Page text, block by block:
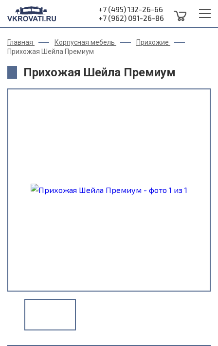
+7 (495) 132-26-66
+7 (962) 091-26-86
Главная Корпусная мебель
Прихожие
Прихожая Шейла Премиум
Прихожая Шейла Премиум